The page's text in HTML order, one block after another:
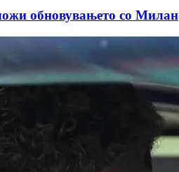
обновувањето со Милан